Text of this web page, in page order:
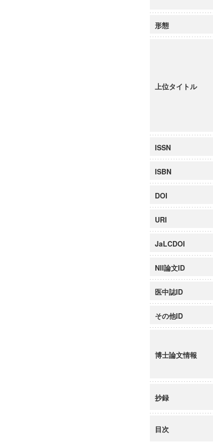
慶應義塾大学グローバルCOEプログラム論理と感性
博士課程教育リーディングプログラム「超成熟社会
形態
上位タイトル
ISSN
ISBN
DOI
URI
JaLCDOI
NII論文ID
医中誌ID
その他ID
博士論文情報
抄録
目次